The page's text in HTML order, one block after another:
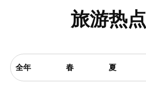
旅游热点
全年 春 夏